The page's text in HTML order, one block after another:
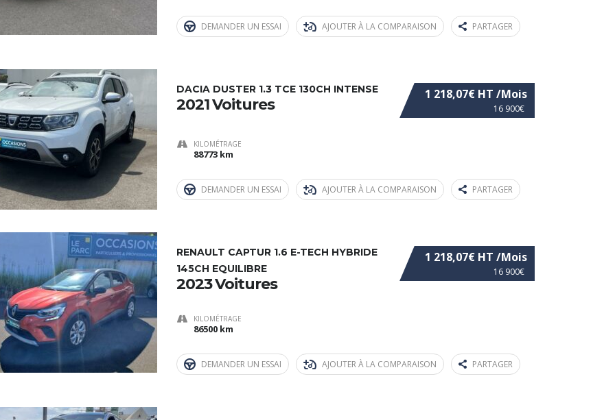
DEMANDER UN ESSAI AJOUTER À LA COMPARAISON PARTAGER
16 900€
1 218,07€ HT /Mois
DACIA DUSTER 1.3 TCE 130CH INTENSE
2021 Voitures
KILOMÉTRAGE
88773 km
DEMANDER UN ESSAI AJOUTER À LA COMPARAISON PARTAGER
16 900€
1 218,07€ HT /Mois
RENAULT CAPTUR 1.6 E-TECH HYBRIDE
145CH EQUILIBRE
2023 Voitures
KILOMÉTRAGE
86500 km
DEMANDER UN ESSAI AJOUTER À LA COMPARAISON PARTAGER